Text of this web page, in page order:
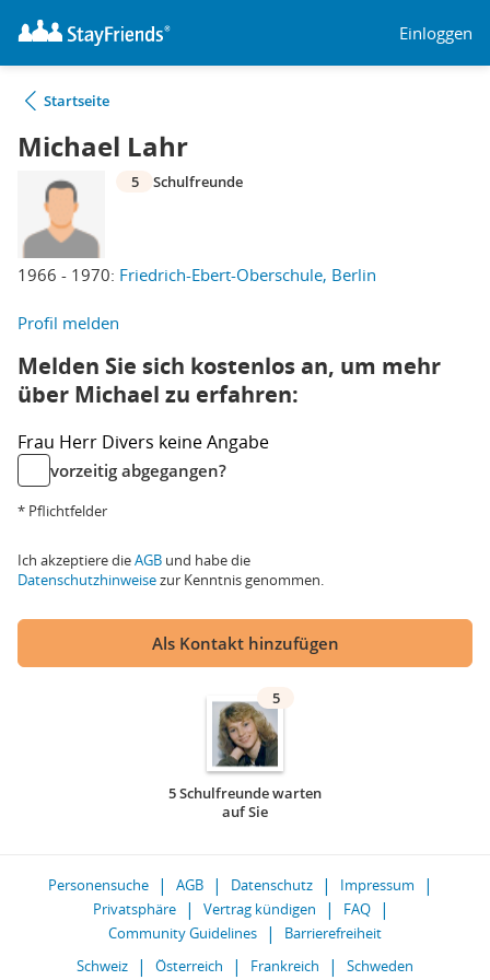
Einloggen
Startseite
Michael Lahr
1966 - 1970: Friedrich-Ebert-Oberschule, Berlin
5 Schulfreunde
Profil melden
Melden Sie sich kostenlos an, um mehr
über Michael zu erfahren:
Frau Herr Divers keine Angabe
vorzeitig abgegangen?
* Pflichtfelder
Ich akzeptiere dieAGB und habe die
Datenschutzhinweisezur Kenntnis genommen.
Als Kontakt hinzufügen
5
5 Schulfreunde warten
auf Sie
Personensuche AGB Datenschutz
Impressum
Privatsphäre
Vertrag kündigen
FAQ
Community Guidelines
Barrierefreiheit
Schweiz
Österreich Frankreich Schweden